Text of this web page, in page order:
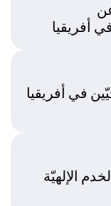
أفريقيا
في أفريقيا
الإلهيّة